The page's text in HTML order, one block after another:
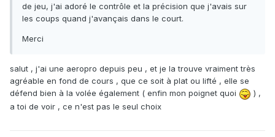
de jeu, j'ai adoré le contrôle et la précision que j'avais sur
les coups quand j'avançais dans le court.
Merci
salut , j'ai une aeropro depuis peu , et je la trouve vraiment très
agréable en fond de cours , que ce soit à plat ou lifté , elle se
défend bien à la volée également ( enfin mon poignet quoi
) ,
a toi de voir , ce n'est pas le seul choix